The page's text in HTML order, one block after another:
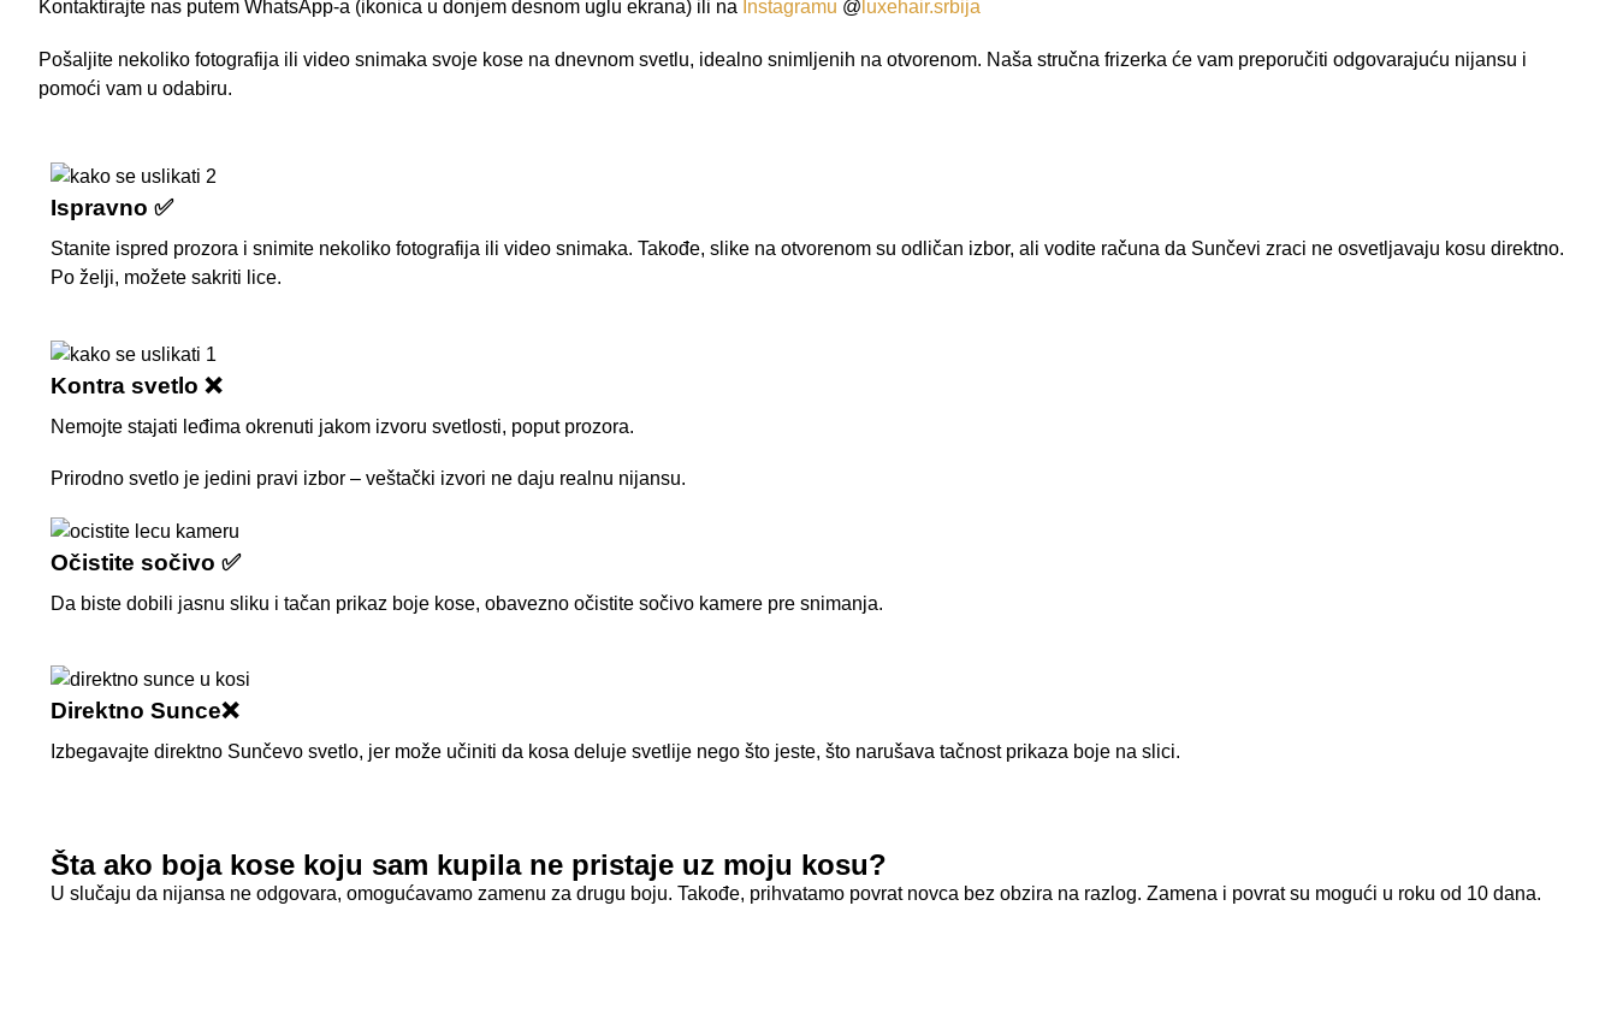
Kontaktirajte nas putem WhatsApp-a (ikonica u donjem desnom uglu ekrana) ili na Instagramu @ luxehair.srbija
Pošaljite nekoliko fotografija ili video snimaka svoje kose na dnevnom svetlu, idealno snimljenih na otvorenom. Naša stručna frizerka će vam preporučiti odgovarajuću nijansu i
pomoći vam u odabiru.
Ispravno ✅
Stanite ispred prozora i snimite nekoliko fotografija ili video snimaka. Takođe, slike na otvorenom su odličan izbor, ali vodite računa da Sunčevi zraci ne osvetljavaju kosu direktno.
Po želji, možete sakriti lice.
Kontra svetlo ❌
Nemojte stajati leđima okrenuti jakom izvoru svetlosti, poput prozora.
Prirodno svetlo je jedini pravi izbor – veštački izvori ne daju realnu nijansu.
Očistite sočivo ✅
Da biste dobili jasnu sliku i tačan prikaz boje kose, obavezno očistite sočivo kamere pre snimanja.
Direktno Sunce❌
Izbegavajte direktno Sunčevo svetlo, jer može učiniti da kosa deluje svetlije nego što jeste, što narušava tačnost prikaza boje na slici.
Šta ako boja kose koju sam kupila ne pristaje uz moju kosu?
U slučaju da nijansa ne odgovara, omogućavamo zamenu za drugu boju. Takođe, prihvatamo povrat novca bez obzira na razlog. Zamena i povrat su mogući u roku od 10 dana.